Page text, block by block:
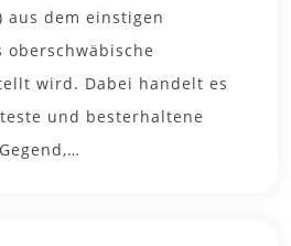
aus dem einstigen
oberschwäbische
wird. Dabei handelt es
und besterhaltene